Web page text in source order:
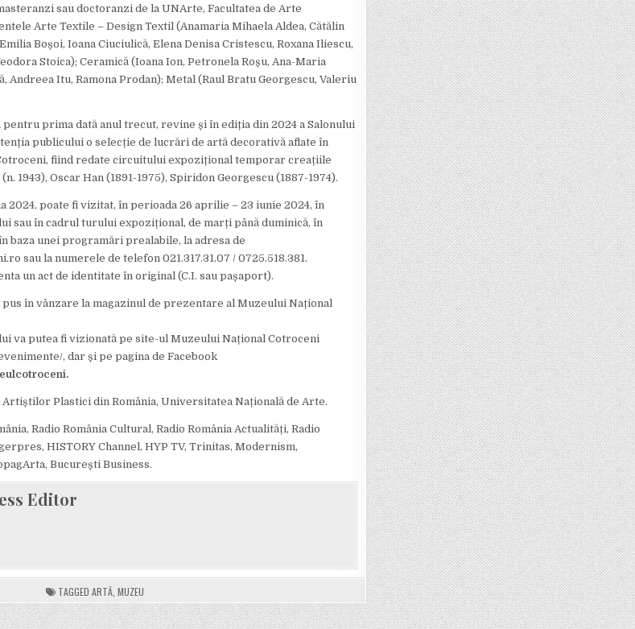
sau doctoranzi de la UNArte, Facultatea de Arte
Arte Textile – Design Textil (Anamaria Mihaela Aldea, Cătălin
Boșoi, Ioana Ciuciulică, Elena Denisa Cristescu, Roxana Iliescu,
Stoica); Ceramică (Ioana Ion, Petronela Roșu, Ana-Maria
Andreea Itu, Ramona Prodan); Metal (Raul Bratu Georgescu, Valeriu
pentru prima dată anul trecut, revine și în ediția din 2024 a Salonului
publicului o selecție de lucrări de artă decorativă aflate în
fiind redate circuitului expozițional temporar creațiile
1943), Oscar Han (1891-1975), Spiridon Georgescu (1887-1974).
2024, poate fi vizitat, în perioada 26 aprilie – 23 iunie 2024, în
sau în cadrul turului expozițional, de marți până duminică, în
baza unei programări prealabile, la adresa de
sau la numerele de telefon 021.317.31.07 / 0725.518.381.
un act de identitate în original (C.I. sau pașaport).
în vânzare la magazinul de prezentare al Muzeului Național
va putea fi vizionată pe site-ul Muzeului Național Cotroceni
, dar și pe pagina de Facebook
Artiștilor Plastici din România, Universitatea Națională de Arte.
Radio România Cultural, Radio România Actualități, Radio
HISTORY Channel, HYP TV, Trinitas, Modernism,
București Business.
Editor
TAGGEDARTĂ ,MUZEU